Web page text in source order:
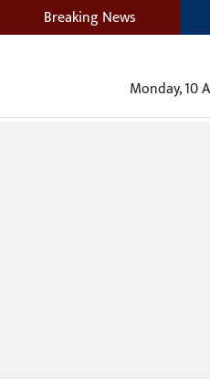
Breaking News
Monday, 10